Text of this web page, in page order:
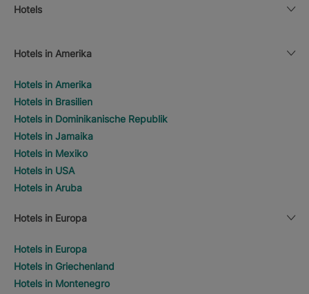
Hotels
Hotels in Amerika
Hotels in Amerika
Hotels in Brasilien
Hotels in Dominikanische Republik
Hotels in Jamaika
Hotels in Mexiko
Hotels in USA
Hotels in Aruba
Hotels in Europa
Hotels in Europa
Hotels in Griechenland
Hotels in Montenegro